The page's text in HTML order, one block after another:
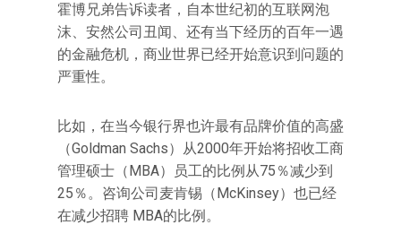
霍博兄弟告诉读者，自本世纪初的互联网泡
沫、安然公司丑闻、还有当下经历的百年一遇
的金融危机，商业世界已经开始意识到问题的
严重性。
比如，在当今银行界也许最有品牌价值的高盛
（Goldman Sachs）从2000年开始将招收工商
管理硕士（MBA）员工的比例从75％减少到
25％。咨询公司麦肯锡（McKinsey）也已经
在减少招聘 MBA的比例。